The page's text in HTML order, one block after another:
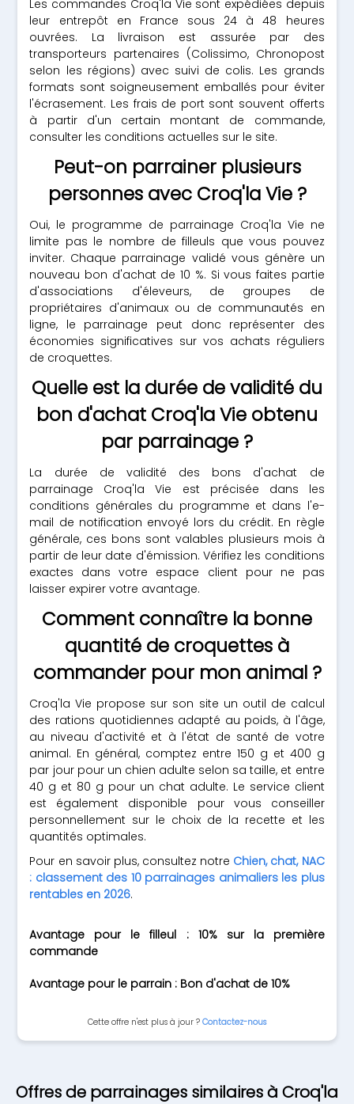
Les commandes Croq'la Vie sont expédiées depuis
leur entrepôt en France sous 24 à 48 heures
ouvrées. La livraison est assurée par des
transporteurs partenaires (Colissimo, Chronopost
selon les régions) avec suivi de colis. Les grands
formats sont soigneusement emballés pour éviter
l'écrasement. Les frais de port sont souvent offerts
à partir d'un certain montant de commande,
consulter les conditions actuelles sur le site.
Peut-on parrainer plusieurs
personnes avec Croq'la Vie ?
Oui, le programme de parrainage Croq'la Vie ne
limite pas le nombre de filleuls que vous pouvez
inviter. Chaque parrainage validé vous génère un
nouveau bon d'achat de 10 %. Si vous faites partie
d'associations d'éleveurs, de groupes de
propriétaires d'animaux ou de communautés en
ligne, le parrainage peut donc représenter des
économies significatives sur vos achats réguliers
de croquettes.
Quelle est la durée de validité du
bon d'achat Croq'la Vie obtenu
par parrainage ?
La durée de validité des bons d'achat de
parrainage Croq'la Vie est précisée dans les
conditions générales du programme et dans l'e-
mail de notification envoyé lors du crédit. En règle
générale, ces bons sont valables plusieurs mois à
partir de leur date d'émission. Vérifiez les conditions
exactes dans votre espace client pour ne pas
laisser expirer votre avantage.
Comment connaître la bonne
quantité de croquettes à
commander pour mon animal ?
Croq'la Vie propose sur son site un outil de calcul
des rations quotidiennes adapté au poids, à l'âge,
au niveau d'activité et à l'état de santé de votre
animal. En général, comptez entre 150 g et 400 g
par jour pour un chien adulte selon sa taille, et entre
40 g et 80 g pour un chat adulte. Le service client
est également disponible pour vous conseiller
personnellement sur le choix de la recette et les
quantités optimales.
Pour en savoir plus, consultez notre Chien, chat, NAC
: classement des 10 parrainages animaliers les plus
rentables en 2026.
Avantage pour le filleul : 10% sur la première
commande
Avantage pour le parrain : Bon d'achat de 10%
Cette offre n'est plus à jour ? Contactez-nous
Offres de parrainages similaires à Croq'la